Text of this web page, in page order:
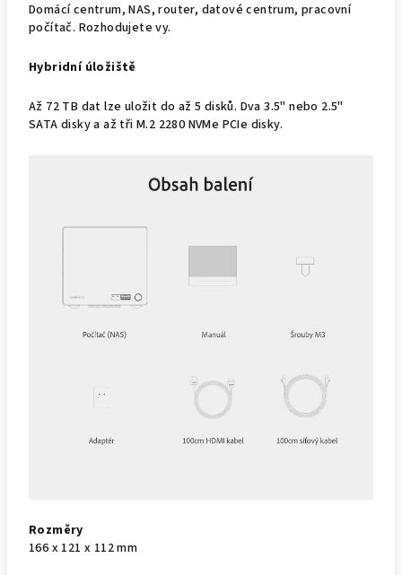
Domácí centrum, NAS, router, datové centrum, pracovní
počítač. Rozhodujete vy.
Hybridní úložiště
Až 72 TB dat lze uložit do až 5 disků. Dva 3.5" nebo 2.5"
SATA disky a až tři M.2 2280 NVMe PCIe disky.
Rozměry
166 x 121 x 112 mm